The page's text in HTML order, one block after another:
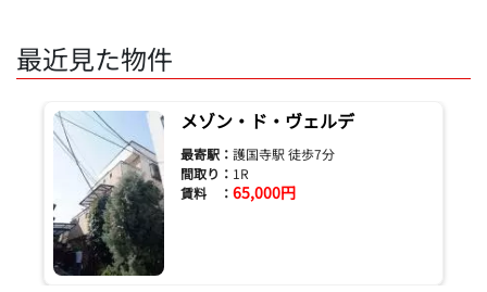
最近見た物件
メゾン・ド・ヴェルデ
最寄駅： 護国寺駅 徒歩7分
間取り： 1R
賃料 ： 65,000円